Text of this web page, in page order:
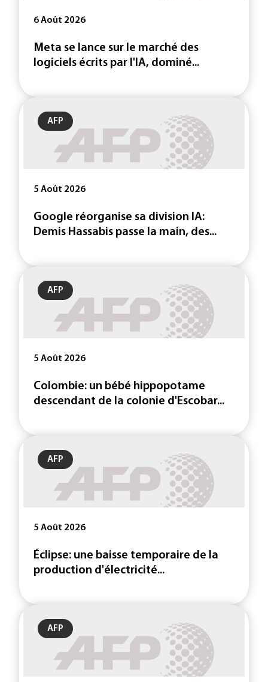
6 Août 2026
Meta se lance sur le marché des
logiciels écrits par l'IA, dominé...
AFP
5 Août 2026
Google réorganise sa division IA:
Demis Hassabis passe la main, des...
AFP
5 Août 2026
Colombie: un bébé hippopotame
descendant de la colonie d'Escobar...
AFP
5 Août 2026
Éclipse: une baisse temporaire de la
production d'électricité...
AFP